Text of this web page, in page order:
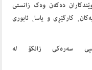
بەخوێندکاران دەکەن وەک زانستی
کارگێڕی و یاسا، ئابوری
سەرەکی زانکۆ لە